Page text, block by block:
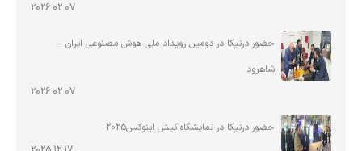
2026.02.07
حضور درنیکا در دومین رویداد ملی هوش مصنوعی ایران –
شاهرود
2026.02.07
حضور درنیکا در نمایشگاه کیش اینوکس2025